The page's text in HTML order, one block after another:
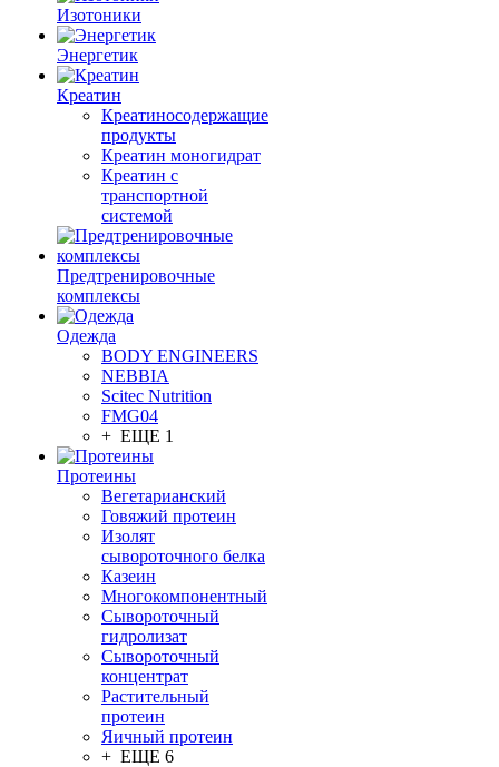
Изотоники
Энергетик
Креатин
Креатиносодержащие
продукты
Креатин моногидрат
Креатин с
транспортной
системой
Предтренировочные
комплексы
Одежда
BODY ENGINEERS
NEBBIA
Scitec Nutrition
FMG04
+ ЕЩЕ 1
Протеины
Вегетарианский
Говяжий протеин
Изолят
сывороточного белка
Казеин
Многокомпонентный
Сывороточный
гидролизат
Сывороточный
концентрат
Растительный
протеин
Яичный протеин
+ ЕЩЕ 6